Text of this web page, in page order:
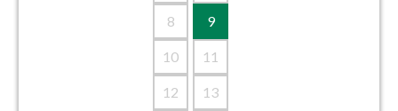
8 9
10 11
12 13